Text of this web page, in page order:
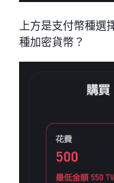
上方是支付幣種選
種加密貨幣？